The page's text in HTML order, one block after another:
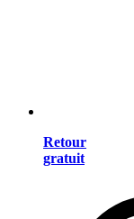
Retour
gratuit